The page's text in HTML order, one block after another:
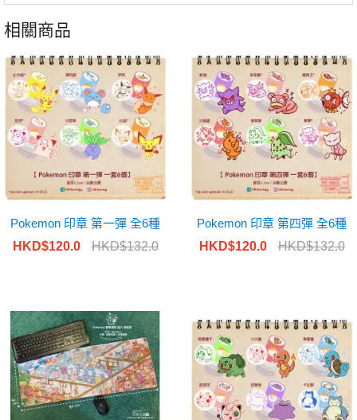
相關商品
Pokemon 印章 第一彈 全6種
HKD$120.0
HKD$132.0
Pokemon 印章 第四彈 全6種
HKD$120.0
HKD$132.0